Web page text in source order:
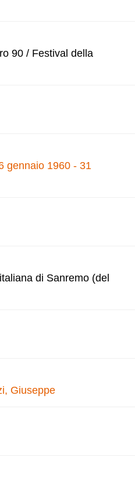
90 / Festival della
gennaio 1960 - 31
di Sanremo (del
Giuseppe